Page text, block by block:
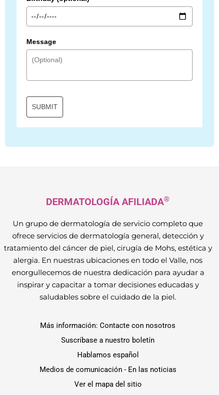
Message
SUBMIT
DERMATOLOGÍA AFILIADA®
Un grupo de dermatología de servicio completo que
ofrece servicios de dermatología general, detección y
tratamiento del cáncer de piel, cirugía de Mohs, estética y
alergia. En nuestras ubicaciones en todo el Valle, nos
enorgullecemos de nuestra dedicación para ayudar a
inspirar y capacitar a tomar decisiones educadas y
saludables sobre el cuidado de la piel.
Más información: Contacte con nosotros
Suscríbase a nuestro boletín
Hablamos español
Medios de comunicación - En las noticias
Ver el mapa del sitio